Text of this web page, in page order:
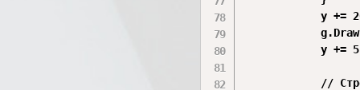
y +=
y +=
//